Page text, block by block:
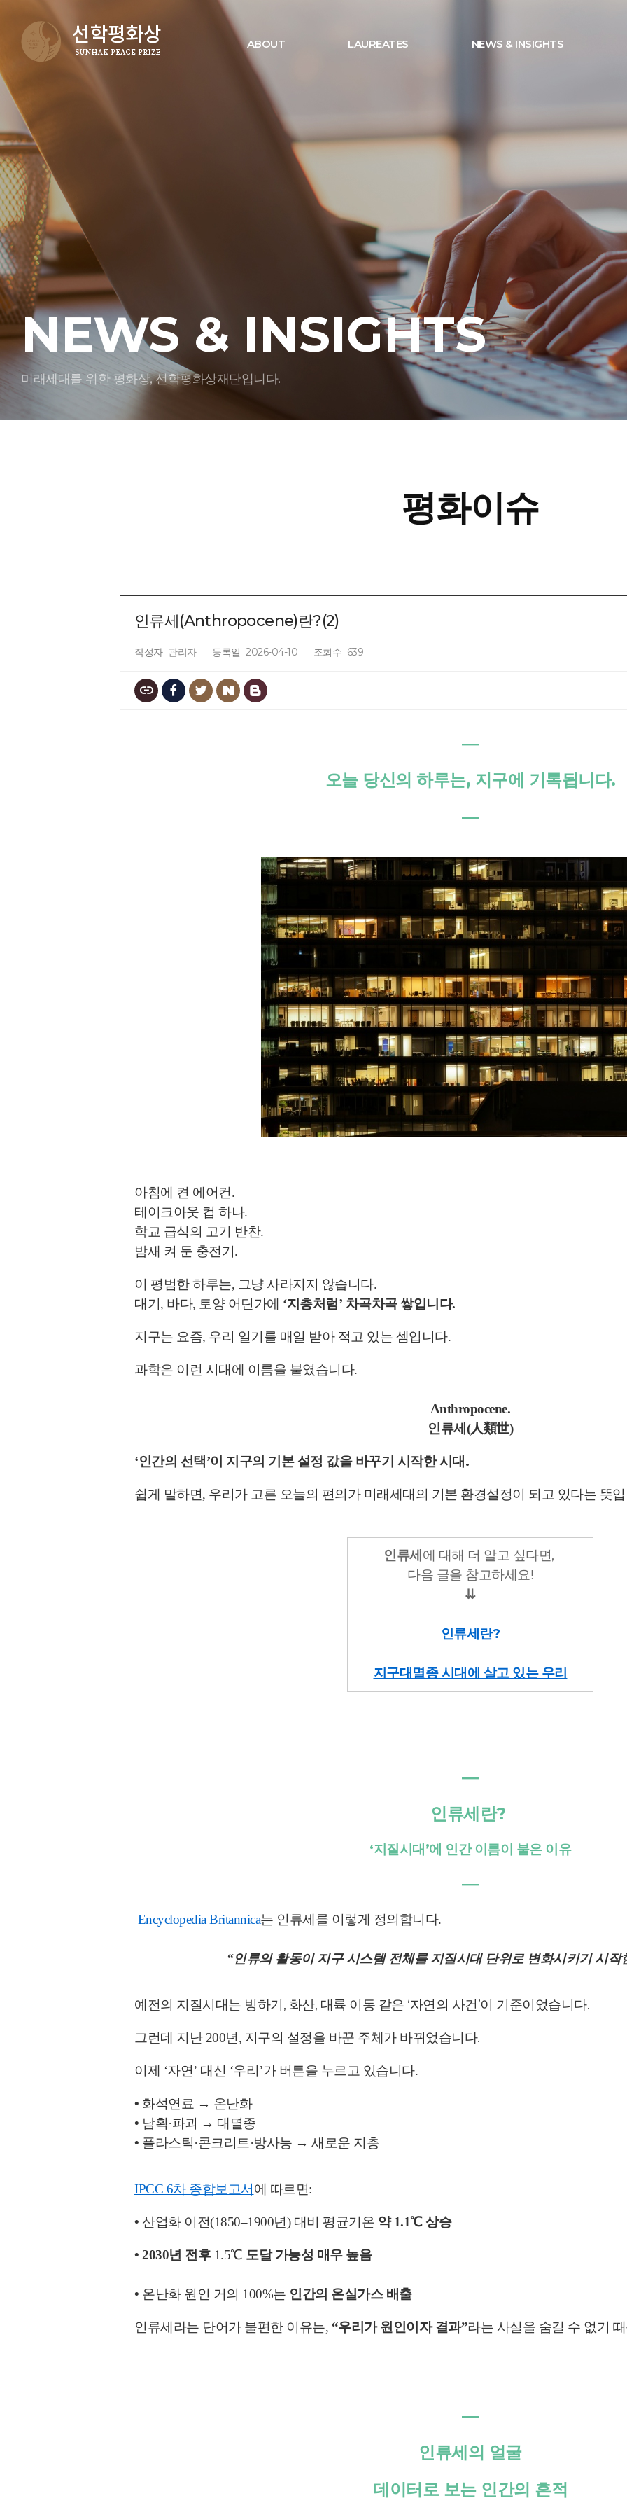
ABOUT LAUREATES NEWS & INSIGHTS
NEWS & INSIGHTS
미래세대를 위한 평화상, 선학평화상재단입니다.
평화이슈
인류세(Anthropocene)란?(2)
작성자 관리자 등록일 2026-04-10 조회수 639
―
오늘 당신의 하루는, 지구에 기록됩니다.
―
아침에 켠 에어컨.
테이크아웃 컵 하나.
학교 급식의 고기 반찬.
밤새 켜 둔 충전기.
이 평범한 하루는, 그냥 사라지지 않습니다.
대기, 바다, 토양 어딘가에 ‘지층처럼’ 차곡차곡 쌓입니다.
지구는 요즘, 우리 일기를 매일 받아 적고 있는 셈입니다.
과학은 이런 시대에 이름을 붙였습니다.
Anthropocene.
인류세(人類世)
‘인간의 선택’이 지구의 기본 설정 값을 바꾸기 시작한 시대.
쉽게 말하면, 우리가 고른 오늘의 편의가 미래세대의 기본 환경설정이 되고 있다는 뜻
인류세 에 대해 더 알고 싶다면,
다음 글을 참고하세요!
⇊
인류세란?
지구대멸종 시대에 살고 있는 우리
―
인류세란?
‘지질시대’에 인간 이름이 붙은 이유
―
Encyclopedia Britannica는 인류세를 이렇게 정의합니다.
“인류의 활동이지구 시스템 전체를 지질시대 단위로 변화시키기 시작
예전의 지질시대는 빙하기, 화산, 대륙 이동 같은 ‘자연의 사건’이 기준이었습니다.
그런데 지난 200년, 지구의 설정을 바꾼 주체가 바뀌었습니다.
이제 ‘자연’ 대신 ‘우리’가 버튼을 누르고 있습니다.
• 화석연료 → 온난화
• 남획·파괴 → 대멸종
• 플라스틱·콘크리트·방사능 → 새로운 지층
IPCC 6차 종합보고서에 따르면:
• 산업화 이전(1850–1900년) 대비 평균기온 약 1.1℃ 상승
• 2030년 전후1.5℃ 도달 가능성 매우 높음
• 온난화 원인 거의 100%는 인간의 온실가스 배출
인류세라는 단어가 불편한 이유는, “우리가 원인이자 결과”라는 사실을 숨길 수 없기
―
인류세의 얼굴
데이터로 보는 인간의 흔적